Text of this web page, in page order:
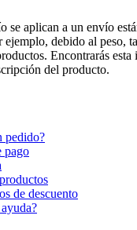
se aplican a un envío
ejemplo, debido al peso,
Encontrarás
del producto.
pedido?
pago
de descuento